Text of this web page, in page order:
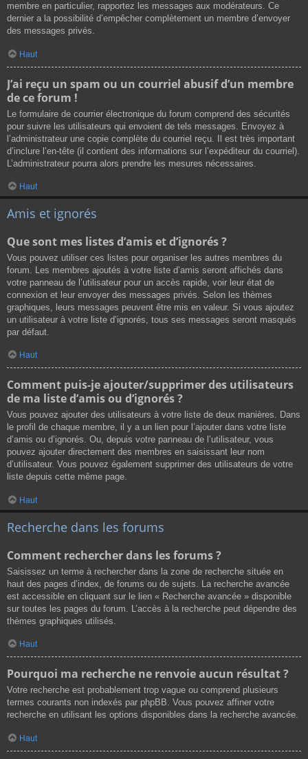
membre en particulier, rapportez les messages aux modérateurs. Ce
dernier a la possibilité d’empêcher complètement un membre d’envoyer
des messages privés.
Haut
J’ai reçu un spam ou un courriel abusif d’un membre
de ce forum !
Le formulaire de courrier électronique du forum comprend des sécurités
pour suivre les utilisateurs qui envoient de tels messages. Envoyez à
l’administrateur une copie complète du courriel reçu. Il est très important
d’inclure l’en-tête (il contient des informations sur l’expéditeur du courriel).
L’administrateur pourra alors prendre les mesures nécessaires.
Haut
Amis et ignorés
Que sont mes listes d’amis et d’ignorés ?
Vous pouvez utiliser ces listes pour organiser les autres membres du
forum. Les membres ajoutés à votre liste d’amis seront affichés dans
votre panneau de l’utilisateur pour un accès rapide, voir leur état de
connexion et leur envoyer des messages privés. Selon les thèmes
graphiques, leurs messages peuvent être mis en valeur. Si vous ajoutez
un utilisateur à votre liste d’ignorés, tous ses messages seront masqués
par défaut.
Haut
Comment puis-je ajouter/supprimer des utilisateurs
de ma liste d’amis ou d’ignorés ?
Vous pouvez ajouter des utilisateurs à votre liste de deux manières. Dans
le profil de chaque membre, il y a un lien pour l’ajouter dans votre liste
d’amis ou d’ignorés. Ou, depuis votre panneau de l’utilisateur, vous
pouvez ajouter directement des membres en saisissant leur nom
d’utilisateur. Vous pouvez également supprimer des utilisateurs de votre
liste depuis cette même page.
Haut
Recherche dans les forums
Comment rechercher dans les forums ?
Saisissez un terme à rechercher dans la zone de recherche située en
haut des pages d’index, de forums ou de sujets. La recherche avancée
est accessible en cliquant sur le lien « Recherche avancée » disponible
sur toutes les pages du forum. L’accès à la recherche peut dépendre des
thèmes graphiques utilisés.
Haut
Pourquoi ma recherche ne renvoie aucun résultat ?
Votre recherche est probablement trop vague ou comprend plusieurs
termes courants non indexés par phpBB. Vous pouvez affiner votre
recherche en utilisant les options disponibles dans la recherche avancée.
Haut